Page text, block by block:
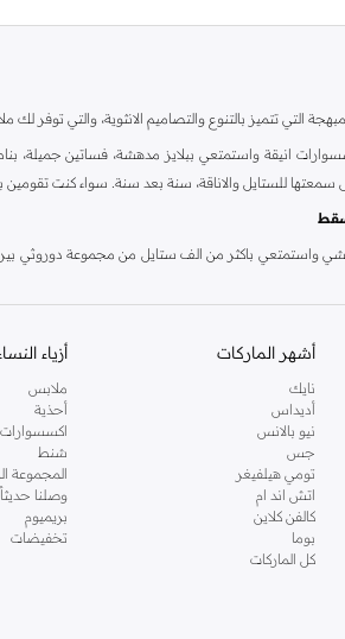
المبهجة التي تتميز بالتنوع والتصاميم الانثوية، والتي
انيقة واستمتعي ببلايز مدهشة، فساتين جميلة،
سمعتها للستايل والاناقة، سنة بعد سنة. سواء كنت
واستمتعي باكثر من الف ستايل من مجموعة دوروثي
أشهر الماركات
نايك
أديداس
نيو بالانس
جس
تومي هيلفيغر
اتش اند ام
كالفن كلاين
بوما
كل الماركات
أزياء
ملابس
أحذية
اكسسوارات
شنط
المجموعة
وصلنا حديثاً
بريميوم
تخفيضات